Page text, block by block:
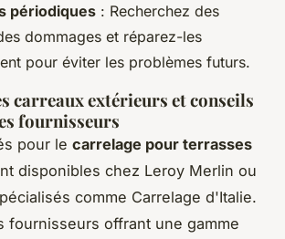
périodiques : Recherchez des
dommages et réparez-les
pour éviter les problèmes futurs.
carreaux extérieurs et conseils
fournisseurs
pour le carrelage pour terrasses
disponibles chez Leroy Merlin ou
comme Carrelage d'Italie.
fournisseurs offrant une gamme